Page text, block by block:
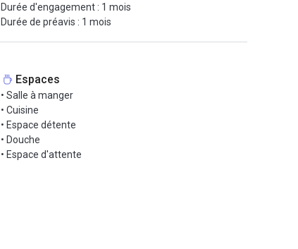
Durée d'engagement : 1 mois
Durée de préavis : 1 mois
Espaces
• Salle à manger
• Cuisine
• Espace détente
• Douche
• Espace d'attente